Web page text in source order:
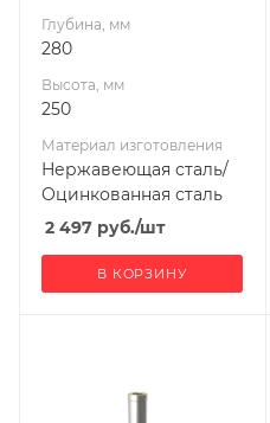
Глубина, мм
280
Высота, мм
250
Материал изготовления
Нержавеющая сталь/
Оцинкованная сталь
2 497 руб./шт
В КОРЗИНУ